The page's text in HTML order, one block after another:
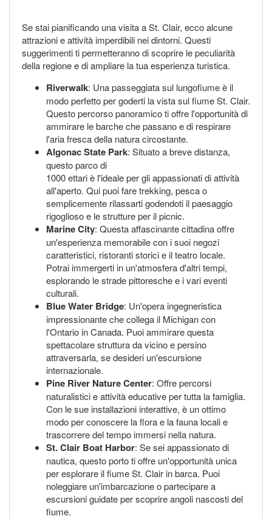
Se stai pianificando una visita a St. Clair, ecco alcune
attrazioni e attività imperdibili nei dintorni. Questi
suggerimenti ti permetteranno di scoprire le peculiarità
della regione e di ampliare la tua esperienza turistica.
Riverwalk: Una passeggiata sul lungofiume è il
modo perfetto per goderti la vista sul fiume St. Clair.
Questo percorso panoramico ti offre l'opportunità di
ammirare le barche che passano e di respirare
l'aria fresca della natura circostante.
Algonac State Park: Situato a breve distanza,
questo parco di
1000 ettari è l'ideale per gli appassionati di attività
all'aperto. Qui puoi fare trekking, pesca o
semplicemente rilassarti godendoti il paesaggio
rigoglioso e le strutture per il picnic.
Marine City: Questa affascinante cittadina offre
un'esperienza memorabile con i suoi negozi
caratteristici, ristoranti storici e il teatro locale.
Potrai immergerti in un'atmosfera d'altri tempi,
esplorando le strade pittoresche e i vari eventi
culturali.
Blue Water Bridge: Un'opera ingegneristica
impressionante che collega il Michigan con
l'Ontario in Canada. Puoi ammirare questa
spettacolare struttura da vicino e persino
attraversarla, se desideri un'escursione
internazionale.
Pine River Nature Center: Offre percorsi
naturalistici e attività educative per tutta la famiglia.
Con le sue installazioni interattive, è un ottimo
modo per conoscere la flora e la fauna locali e
trascorrere del tempo immersi nella natura.
St. Clair Boat Harbor: Se sei appassionato di
nautica, questo porto ti offre un'opportunità unica
per esplorare il fiume St. Clair in barca. Puoi
noleggiare un'imbarcazione o partecipare a
escursioni guidate per scoprire angoli nascosti del
fiume.